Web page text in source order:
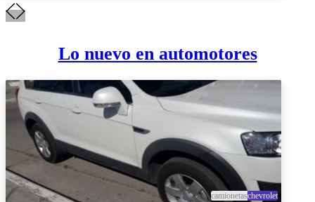
Lo nuevo en automotores
camionetaschevrolet